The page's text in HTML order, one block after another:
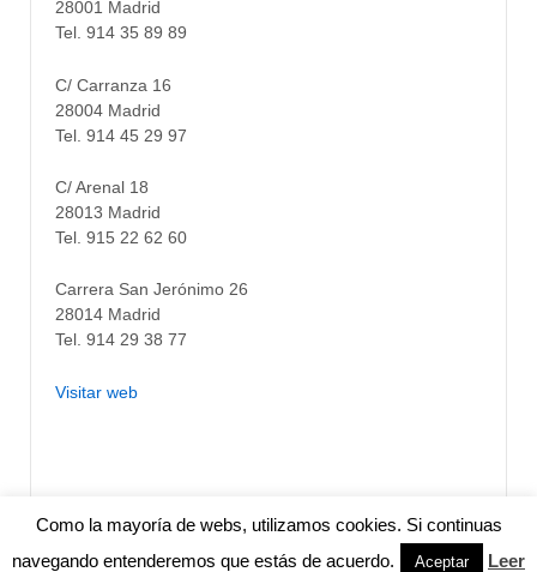
28001 Madrid
Tel. 914 35 89 89
C/ Carranza 16
28004 Madrid
Tel. 914 45 29 97
C/ Arenal 18
28013 Madrid
Tel. 915 22 62 60
Carrera San Jerónimo 26
28014 Madrid
Tel. 914 29 38 77
Visitar web
Como la mayoría de webs, utilizamos cookies. Si continuas
navegando entenderemos que estás de acuerdo.
Aceptar Leer